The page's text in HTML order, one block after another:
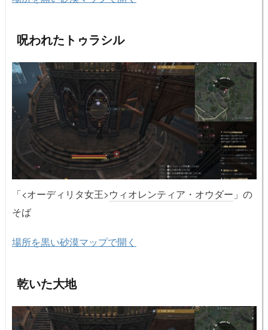
呪われたトゥラシル
「<オーディリタ女王>ウィオレンティア・オウダー 」の
そば
場所を黒い砂漠マップで開く
乾いた大地